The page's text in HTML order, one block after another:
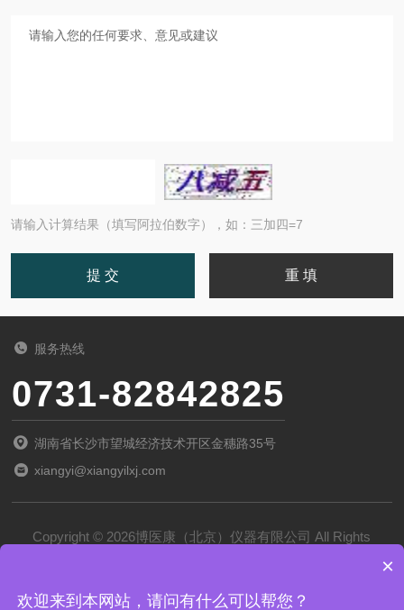
请输入计算结果（填写阿拉伯数字），如：三加四=7
服务热线
0731-82842825
湖南省长沙市望城经济技术开区金穗路35号
xiangyi@xiangyilxj.com
Copyright © 2026博医康（北京）仪器有限公司 All Rights
×
欢迎来到本网站，请问有什么可以帮您？